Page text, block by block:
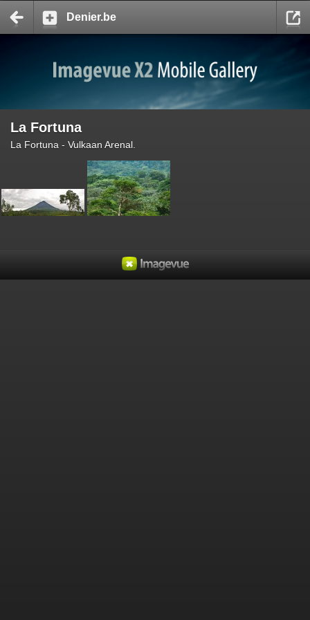
Denier.be
La Fortuna
La Fortuna - Vulkaan Arenal.